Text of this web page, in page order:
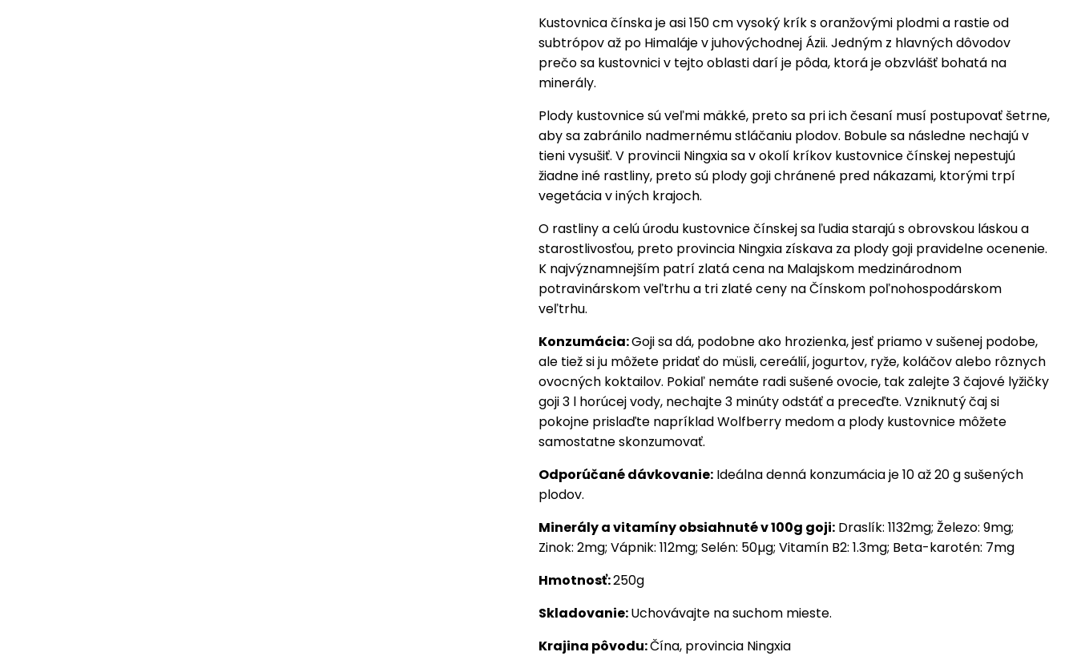
Kustovnica čínska je asi 150 cm vysoký krík s oranžovými plodmi a rastie od
subtrópov až po Himaláje v juhovýchodnej Ázii. Jedným z hlavných dôvodov
prečo sa kustovnici v tejto oblasti darí je pôda, ktorá je obzvlášť bohatá na
minerály.
Plody kustovnice sú veľmi mäkké, preto sa pri ich česaní musí postupovať šetrne,
aby sa zabránilo nadmernému stláčaniu plodov. Bobule sa následne nechajú v
tieni vysušiť. V provincii Ningxia sa v okolí kríkov kustovnice čínskej nepestujú
žiadne iné rastliny, preto sú plody goji chránené pred nákazami, ktorými trpí
vegetácia v iných krajoch.
O rastliny a celú úrodu kustovnice čínskej sa ľudia starajú s obrovskou láskou a
starostlivosťou, preto provincia Ningxia získava za plody goji pravidelne ocenenie.
K najvýznamnejším patrí zlatá cena na Malajskom medzinárodnom
potravinárskom veľtrhu a tri zlaté ceny na Čínskom poľnohospodárskom
veľtrhu.
Konzumácia:Goji sa dá, podobne ako hrozienka, jesť priamo v sušenej podobe,
ale tiež si ju môžete pridať do müsli, cereálií, jogurtov, ryže, koláčov alebo rôznych
ovocných koktailov. Pokiaľ nemáte radi sušené ovocie, tak zalejte 3 čajové lyžičky
goji 3 l horúcej vody, nechajte 3 minúty odstáť a preceďte. Vzniknutý čaj si
pokojne prislaďte napríklad Wolfberry medom a plody kustovnice môžete
samostatne skonzumovať.
Odporúčané dávkovanie: Ideálna denná konzumácia je 10 až 20 g sušených
plodov.
Minerály a vitamíny obsiahnuté v 100g goji: Draslík: 1132mg; Železo: 9mg;
Zinok: 2mg; Vápnik: 112mg; Selén: 50µg; Vitamín B2: 1.3mg; Beta-karotén: 7mg
Hmotnosť:250g
Skladovanie:Uchovávajte na suchom mieste.
Krajina pôvodu:Čína, provincia Ningxia